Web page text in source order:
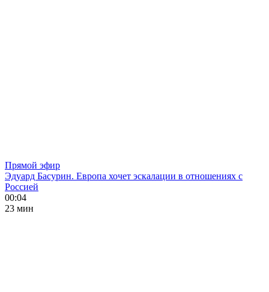
Прямой эфир
Эдуард Басурин. Европа хочет эскалации в отношениях с
Россией
00:04
23 мин